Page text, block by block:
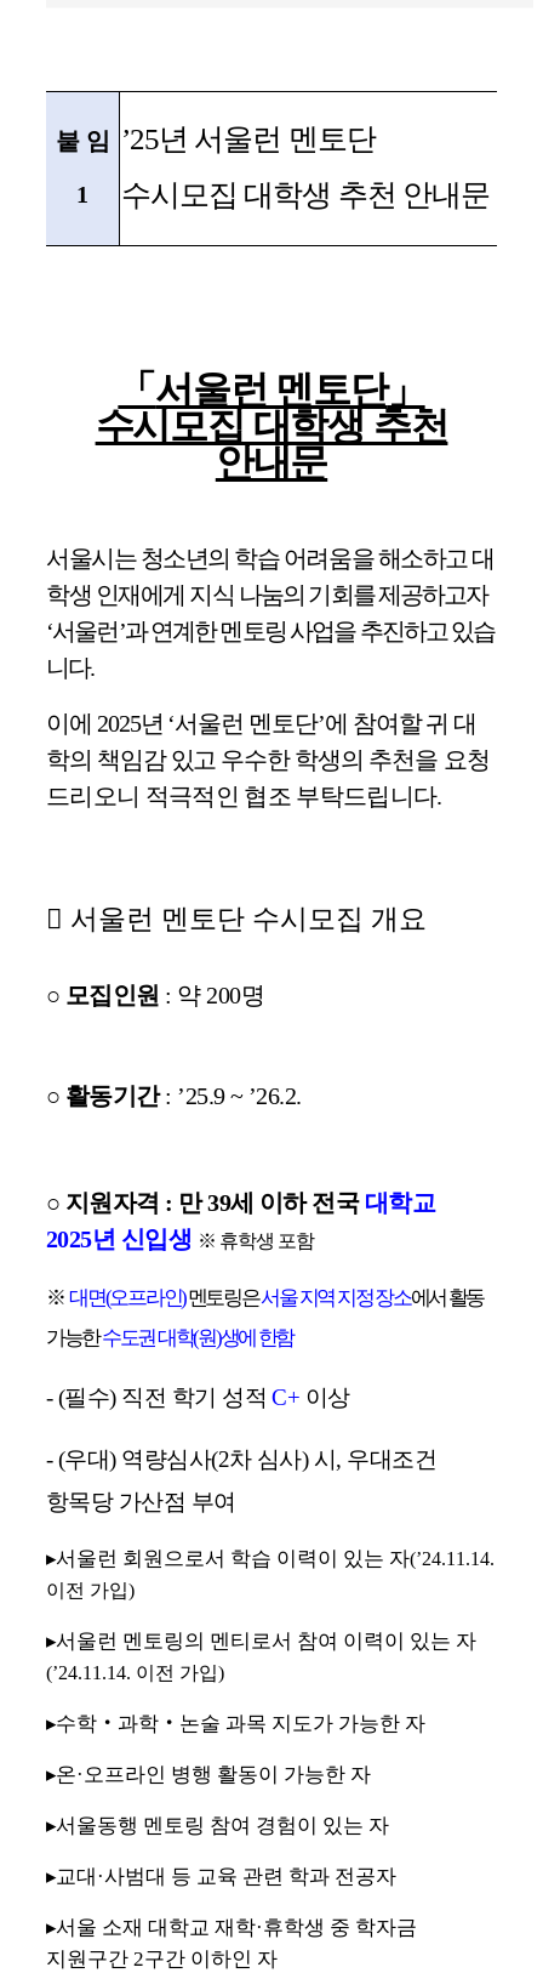
붙 임
1
’25년 서울런 멘토단
수시모집 대학생 추천 안내문
「 서울런 멘토단」
수시모집 대학생 추천
안내문
서울시는 청소년의 학습 어려움을 해소하고 대
학생 인재에게 지식 나눔의 기회를 제공하고자
‘서울런’과 연계한 멘토링 사업을 추진하고 있습
니다.
이에 2025년 ‘서울런 멘토단’에 참여할 귀 대
학의 책임감 있고 우수한 학생의 추천을 요청
드리오니 적극적인 협조 부탁드립니다.
󰏚 서울런 멘토단 수시모집 개요
○ 모집인원 : 약 200명
○ 활동기간: ’25.9 ~ ’26.2.
○ 지원자격 : 만39세 이하 전국 대학교
2025년 신입생 ※ 휴학생 포함
※대면(오프라인)멘토링은서울 지역 지정 장소에서 활동
가능한수도권 대학(원)생에 한함
- (필수) 직전 학기 성적C+ 이상
- (우대) 역량심사(2차 심사)시 , 우대조건
항목당 가산점 부여
▸서울런 회원으로서 학습 이력이 있는 자(’24.11.14.
이전 가입)
▸서울런 멘토링의 멘티로서 참여 이력이 있는 자
(’24.11.14. 이전 가입)
▸수학 ‧ 과학 ‧ 논술 과목 지도가 가능한 자
▸온·오프라인 병행 활동이 가능한 자
▸서울동행 멘토링 참여 경험이 있는 자
▸교대 ·사범대 등 교육 관련 학과 전공자
▸서울 소재 대학교 재학·휴학생 중 학자금
지원구간 2구간 이하인 자